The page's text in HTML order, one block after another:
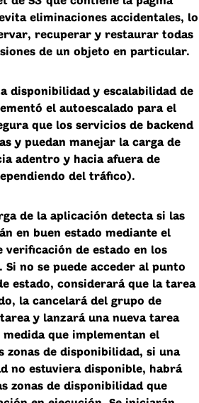
eliminaciones accidentales, lo
recuperar y restaurar todas
de un objeto en particular.
disponibilidad y escalabilidad de
el autoescalado para el
que los servicios de backend
y puedan manejar la carga de
adentro y hacia afuera de
del tráfico).
de la aplicación detecta si las
en buen estado mediante el
verificación de estado en los
Si no se puede acceder al punto
estado, considerará que la tarea
la cancelará del grupo de
y lanzará una nueva tarea
que implementan el
zonas de disponibilidad, si una
no estuviera disponible, habrá
zonas de disponibilidad que